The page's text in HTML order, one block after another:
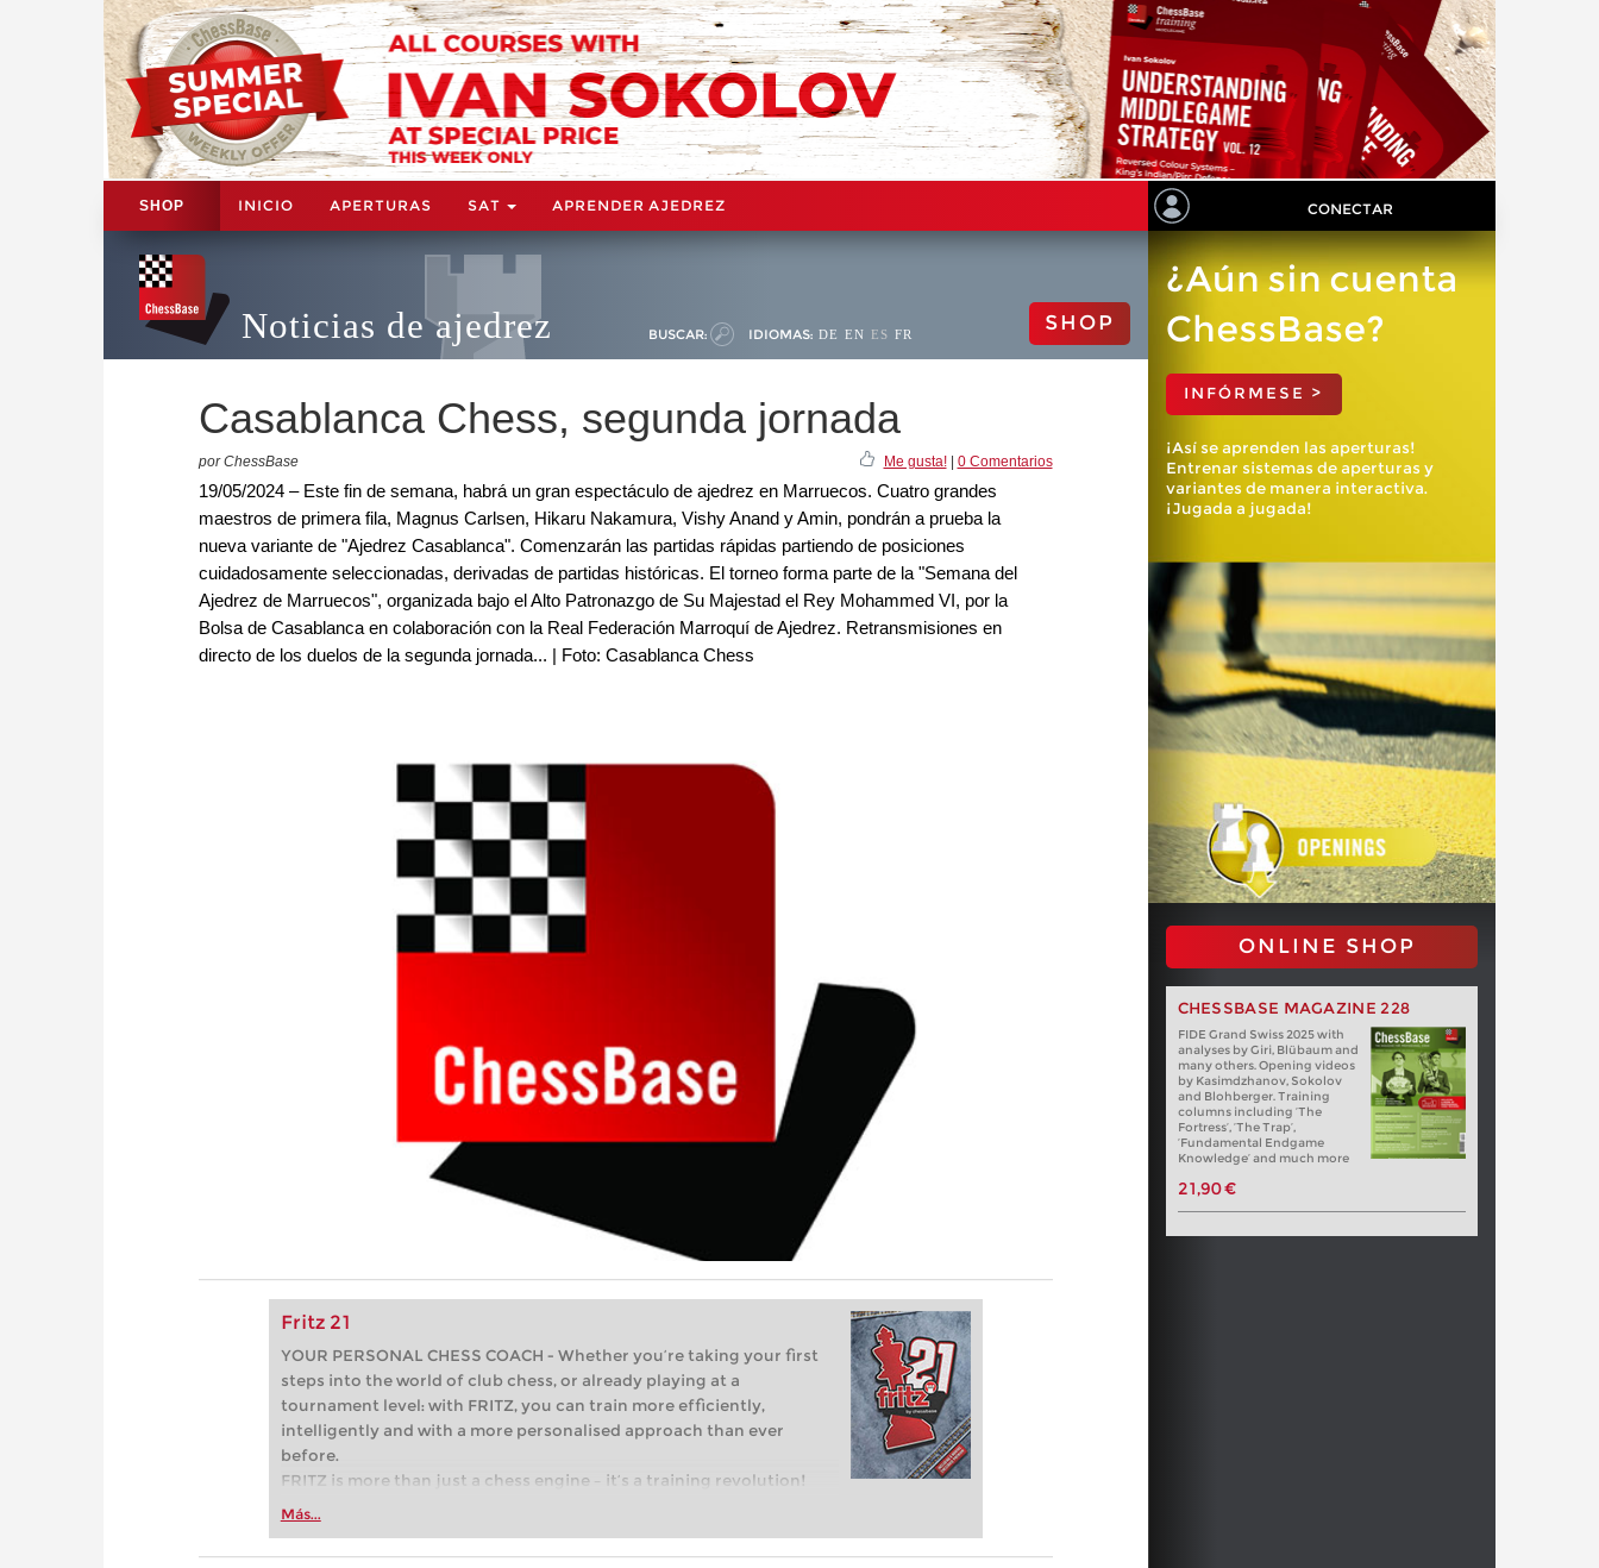
SHOP INICIO APERTURAS SAT APRENDER AJEDREZ CONECTAR
Noticias de ajedrez BUSCAR: IDIOMAS: DE EN ES FR SHOP
Casablanca Chess, segunda jornada
por ChessBase Me gusta!| 0 Comentarios
19/05/2024 – Este fin de semana, habrá un gran espectáculo de ajedrez en Marruecos. Cuatro grandes
maestros de primera fila, Magnus Carlsen, Hikaru Nakamura, Vishy Anand y Amin, pondrán a prueba la
nueva variante de "Ajedrez Casablanca". Comenzarán las partidas rápidas partiendo de posiciones
cuidadosamente seleccionadas, derivadas de partidas históricas. El torneo forma parte de la "Semana del
Ajedrez de Marruecos", organizada bajo el Alto Patronazgo de Su Majestad el Rey Mohammed VI, por la
Bolsa de Casablanca en colaboración con la Real Federación Marroquí de Ajedrez. Retransmisiones en
directo de los duelos de la segunda jornada... | Foto: Casablanca Chess
Fritz 21
YOUR PERSONAL CHESS COACH - Whether you’re taking your first
steps into the world of club chess, or already playing at a
tournament level: with FRITZ, you can train more efficiently,
intelligently and with a more personalised approach than ever
before.
FRITZ is more than just a chess engine – it’s a training revolution!
Whether you’re taking your first steps into the world of club chess,
more efficiently, intelligently and with a more personalised
Más...
¿Aún sin cuenta
ChessBase?
INFÓRMESE >
¡Así se aprenden las aperturas!
Entrenar sistemas de aperturas y
variantes de manera interactiva.
¡Jugada a jugada!
ONLINE SHOP
CHESSBASE MAGAZINE 228
FIDE Grand Swiss 2025 with
analyses by Giri, Blübaum and
many others. Opening videos
by Kasimdzhanov, Sokolov
and Blohberger. Training
columns including ‘The
Fortress’, ‘The Trap’,
‘Fundamental Endgame
Knowledge’ and much more
21,90 €